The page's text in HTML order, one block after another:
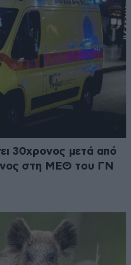
30χρονος μετά από
στη ΜΕΘ του ΓΝ